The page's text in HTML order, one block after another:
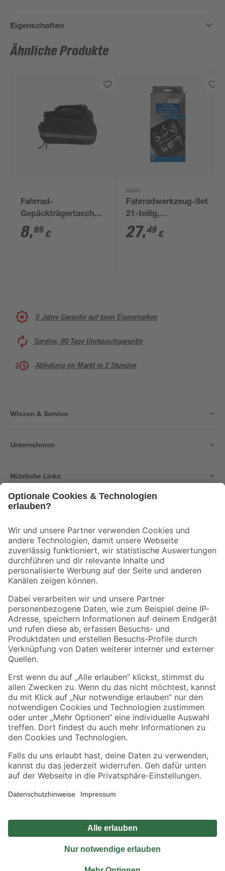
Eigenschaften
Ähnliche Produkte
Fahrrad-
Gepäckträgertasche
28 x 14 x 16 cm
Polyester schwarz
8,99 €
toom
Fahrradwerkzeug-Set
21-teilig,
Aufbewahrungstasche
27,49 €
5 Jahre Garantie auf toom Eigenmarken
Sorglos, 90 Tage Umtauschgarantie
Abholung im Markt in 2 Stunden
Wissen & Service
Unternehmen
Nützliche Links
Der toom Newsletter: Keine Angebote und Aktionen mehr verpassen!
Zur Newsletter Anmeldung
Folge uns
Zahlungsarten Versandarten
Sicher einkaufen
Jetzt die toom-App herunterladen
Alle Preisangaben in EUR inkl. gesetzl. MwSt.. Die dargestellten Angebote sind unter
Umständen nicht in allen Märkten verfügbar. Die angegebenen Verfügbarkeiten beziehen
Produkte nur solange der Vorrat reicht.
*Paketversand ab 59 € versandkostenfrei, gilt nicht für Artikel mit Speditionsversand, hier
Privatsphäre Impressum
Nutzungsbedingungen
Widerrufsrecht
Vertrag widerrufen